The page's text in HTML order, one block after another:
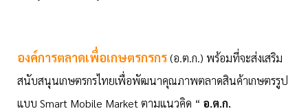
องค์การตลาดเพื่อเกษตรกรกร(อ.ต.ก.) พร้อมที่จะส่งเสริม
สนับสนุนเกษตรกรไทยเพื่อพัฒนาคุณภาพตลาดสินค้าเกษตรรูป
แบบ Smart Mobile Market ตามแนวคิด “ อ.ต.ก.